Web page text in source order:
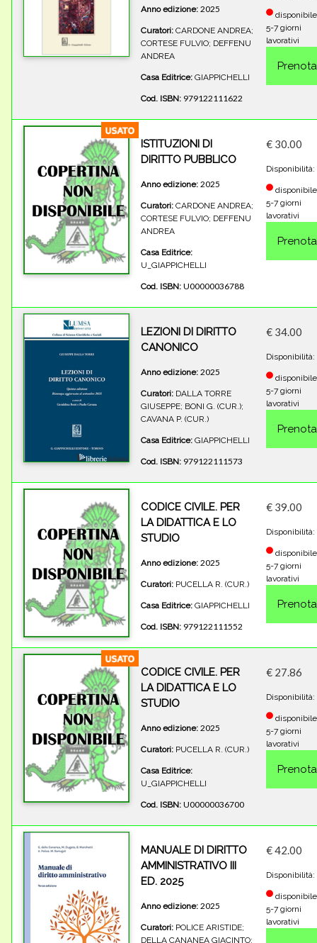
Anno edizione: 2025
Curatori: CARDONE ANDREA;
CORTESE FULVIO; DEFFENU
ANDREA
Casa Editrice: GIAPPICHELLI
Cod. ISBN: 979122111622
5-7 giorni
lavorativi
ISTITUZIONI DI
DIRITTO PUBBLICO
Anno edizione: 2025
Curatori: CARDONE ANDREA;
CORTESE FULVIO; DEFFENU
ANDREA
Casa Editrice:
U_GIAPPICHELLI
Cod. ISBN: U00000036788
€ 30.00
Disponibilità:
5-7 giorni
lavorativi
LEZIONI DI DIRITTO
CANONICO
Anno edizione: 2025
Curatori: DALLA TORRE
GIUSEPPE; BONI G. (CUR.);
CAVANA P. (CUR.)
Casa Editrice: GIAPPICHELLI
Cod. ISBN: 979122111573
€ 34.00
Disponibilità:
5-7 giorni
lavorativi
CODICE CIVILE. PER
LA DIDATTICA E LO
STUDIO
Anno edizione: 2025
Curatori: PUCELLA R. (CUR.)
Casa Editrice: GIAPPICHELLI
Cod. ISBN: 979122111552
€ 39.00
Disponibilità:
5-7 giorni
lavorativi
CODICE CIVILE. PER
LA DIDATTICA E LO
STUDIO
Anno edizione: 2025
Curatori: PUCELLA R. (CUR.)
Casa Editrice:
U_GIAPPICHELLI
Cod. ISBN: U00000036700
€ 27.86
Disponibilità:
5-7 giorni
lavorativi
MANUALE DI DIRITTO
AMMINISTRATIVO III
ED. 2025
Anno edizione: 2025
Curatori: POLICE ARISTIDE;
DELLA CANANEA GIACINTO;
€ 42.00
Disponibilità:
5-7 giorni
lavorativi